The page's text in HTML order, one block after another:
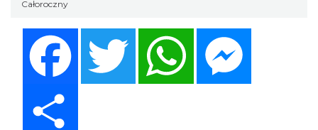
Całoroczny
Twitter WhatsApp